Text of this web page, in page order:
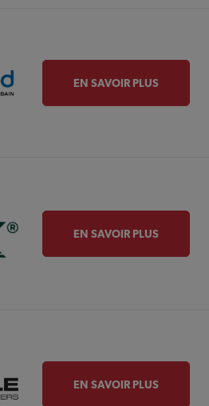
EN SAVOIR PLUS
EN SAVOIR PLUS
EN SAVOIR PLUS